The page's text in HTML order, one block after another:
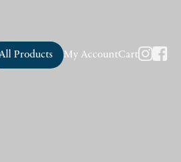
Products My AccountCart